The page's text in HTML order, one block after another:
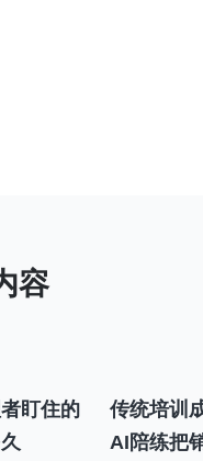
盯住的
传统培训
AI陪练把